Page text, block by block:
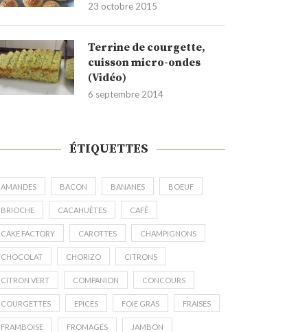
23 octobre 2015
Terrine de courgette,
cuisson micro-ondes
(Vidéo)
6 septembre 2014
ÉTIQUETTES
AMANDES BACON BANANES BOEUF
BRIOCHE CACAHUÈTES CAFÉ
CAKE FACTORY CAROTTES CHAMPIGNONS
CHOCOLAT CHORIZO CITRONS
CITRON VERT COMPANION CONCOURS
COURGETTES EPICES FOIE GRAS FRAISES
FRAMBOISE FROMAGES JAMBON